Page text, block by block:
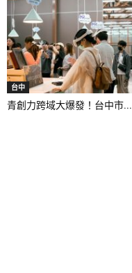
台中
青創力跨域大爆發！台中市...